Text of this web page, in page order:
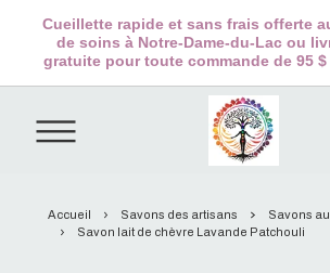
Cueillette rapide et sans frais offerte
de soins à Notre-Dame-du-Lac ou
gratuite pour toute commande de 95
Accueil Savons des artisans
Savons
Savon lait de chèvre Lavande Patchouli